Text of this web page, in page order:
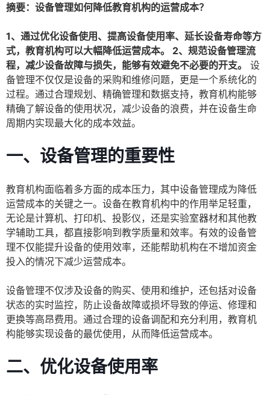
摘要：设备管理如何降低教育机构的运营成本？
1、通过优化设备使用、提高设备使用率、延长设备寿命等方
式，教育机构可以大幅降低运营成本。 2、规范设备管理流
程，减少设备故障与损失，能够有效避免不必要的开支。
设
备管理不仅仅是设备的采购和维修问题，更是一个系统化的
过程。通过合理规划、精确管理和数据支持，教育机构能够
精确了解设备的使用状况，减少设备的浪费，并在设备生命
周期内实现最大化的成本效益。
一、设备管理的重要性
教育机构面临着多方面的成本压力，其中设备管理成为降低
运营成本的关键之一。设备在教育机构中的作用举足轻重，
无论是计算机、打印机、投影仪，还是实验室器材和其他教
学辅助工具，都直接影响到教学质量和效率。有效的设备管
理不仅能提升设备的使用效率，还能帮助机构在不增加资金
投入的情况下减少运营成本。
设备管理不仅涉及设备的购买、使用和维护，还包括对设备
状态的实时监控，防止设备故障或损坏导致的停运、修理和
更换等高昂费用。通过合理的设备调配和充分利用，教育机
构能够实现设备的最优使用，从而降低运营成本。
二、优化设备使用率